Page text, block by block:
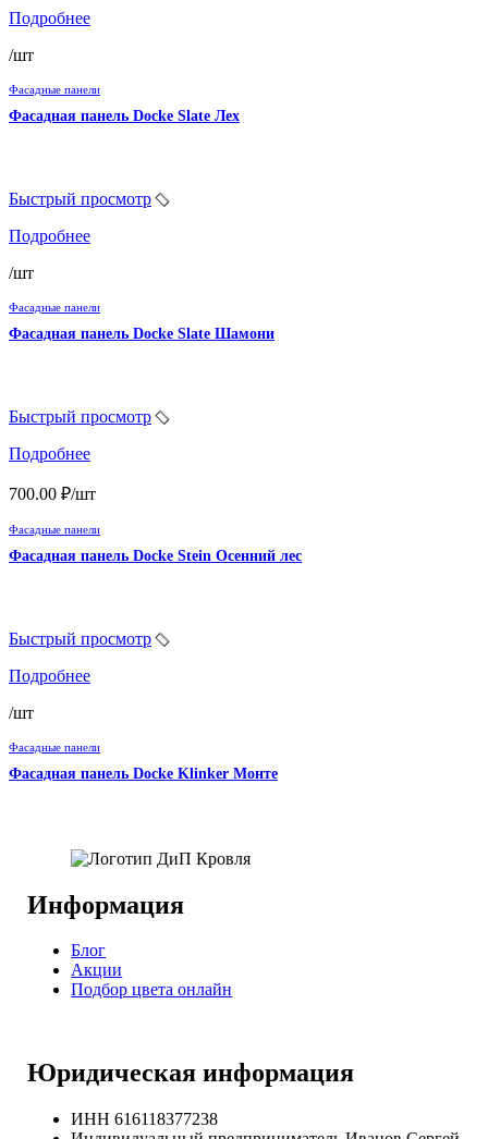
Подробнее
/шт
Фасадные панели
Фасадная панель Docke Slate Лех
Быстрый просмотр
Подробнее
/шт
Фасадные панели
Фасадная панель Docke Slate Шамони
Быстрый просмотр
Подробнее
700.00 ₽/шт
Фасадные панели
Фасадная панель Docke Stein Осенний лес
Быстрый просмотр
Подробнее
/шт
Фасадные панели
Фасадная панель Docke Klinker Монте
Информация
Блог
Акции
Подбор цвета онлайн
Юридическая информация
ИНН 616118377238